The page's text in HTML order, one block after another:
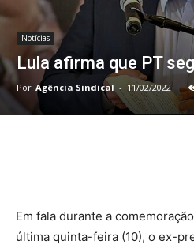
Notícias
Lula afirma que PT
Por Agência Sindical - 11/02/2022
Em fala durante a
última quinta-feira (10), o ex-